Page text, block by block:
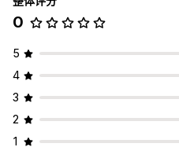
0
5
4
3
2
1